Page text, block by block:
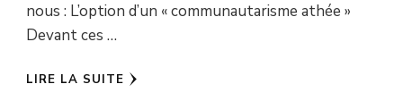
nous : L’option d’un « communautarisme athée »
Devant ces …
LIRE LA SUITE